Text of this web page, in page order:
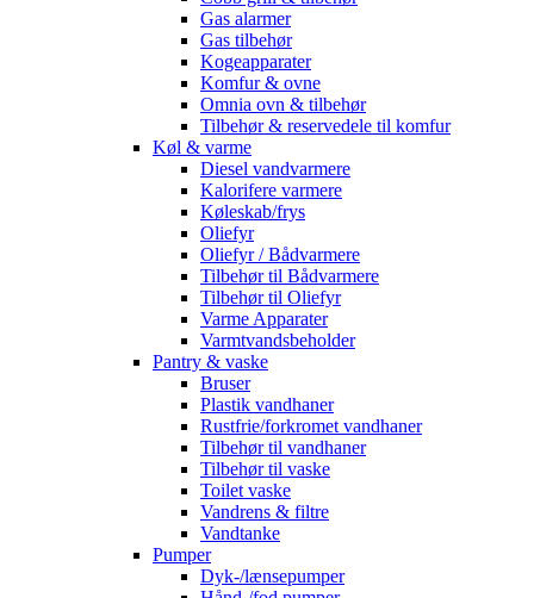
Gas alarmer
Gas tilbehør
Kogeapparater
Komfur & ovne
Omnia ovn & tilbehør
Tilbehør & reservedele til komfur
Køl & varme
Diesel vandvarmere
Kalorifere varmere
Køleskab/frys
Oliefyr
Oliefyr / Bådvarmere
Tilbehør til Bådvarmere
Tilbehør til Oliefyr
Varme Apparater
Varmtvandsbeholder
Pantry & vaske
Bruser
Plastik vandhaner
Rustfrie/forkromet vandhaner
Tilbehør til vandhaner
Tilbehør til vaske
Toilet vaske
Vandrens & filtre
Vandtanke
Pumper
Dyk-/lænsepumper